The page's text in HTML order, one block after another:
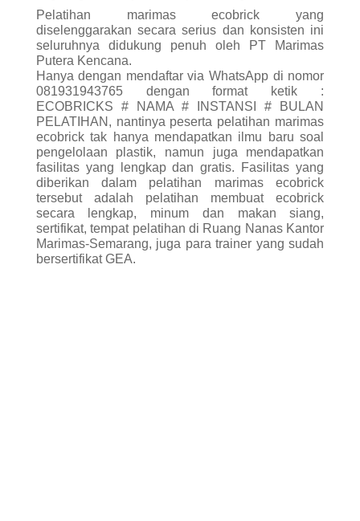
Pelatihan marimas ecobrick yang
diselenggarakan secara serius dan konsisten ini
seluruhnya didukung penuh oleh PT Marimas
Putera Kencana.
Hanya dengan mendaftar via WhatsApp di nomor
081931943765 dengan format ketik :
ECOBRICKS # NAMA # INSTANSI # BULAN
PELATIHAN, nantinya peserta pelatihan marimas
ecobrick tak hanya mendapatkan ilmu baru soal
pengelolaan plastik, namun juga mendapatkan
fasilitas yang lengkap dan gratis. Fasilitas yang
diberikan dalam pelatihan marimas ecobrick
tersebut adalah pelatihan membuat ecobrick
secara lengkap, minum dan makan siang,
sertifikat, tempat pelatihan di Ruang Nanas Kantor
Marimas-Semarang, juga para trainer yang sudah
bersertifikat GEA.